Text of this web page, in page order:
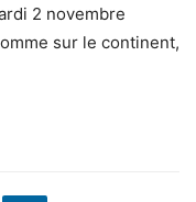
2 novembre
sur le continent,